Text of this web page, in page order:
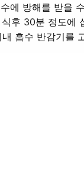
에 방해를 받을
후 30분 정도에
흡수 반감기를